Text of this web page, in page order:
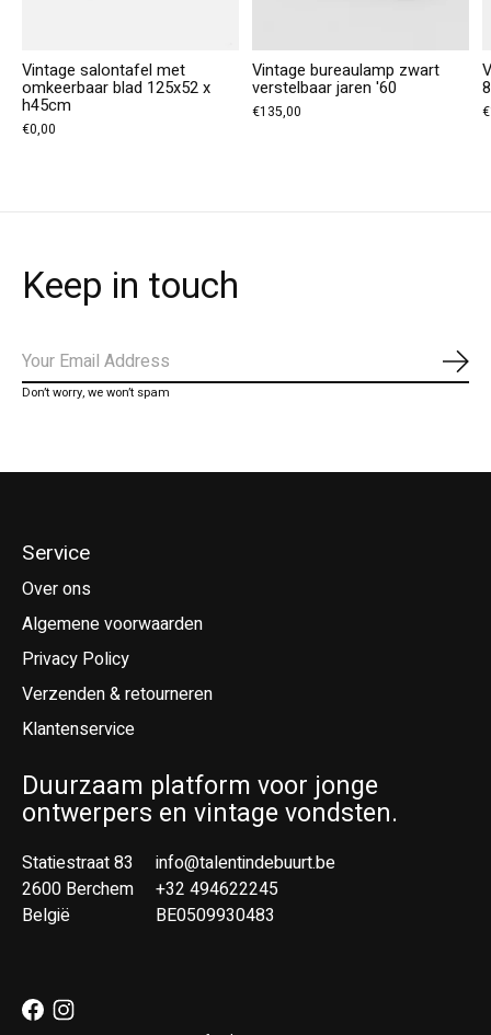
Vintage salontafel met
omkeerbaar blad 125x52 x
h45cm
€0,00
Vintage bureaulamp zwart
verstelbaar jaren '60
€135,00
Keep in touch
Don’t worry, we won’t spam
Service
Over ons
Algemene voorwaarden
Privacy Policy
Verzenden & retourneren
Klantenservice
Duurzaam platform voor jonge
ontwerpers en vintage vondsten.
Statiestraat 83
2600 Berchem
België
info@talentindebuurt.be
+32 494622245
BE0509930483